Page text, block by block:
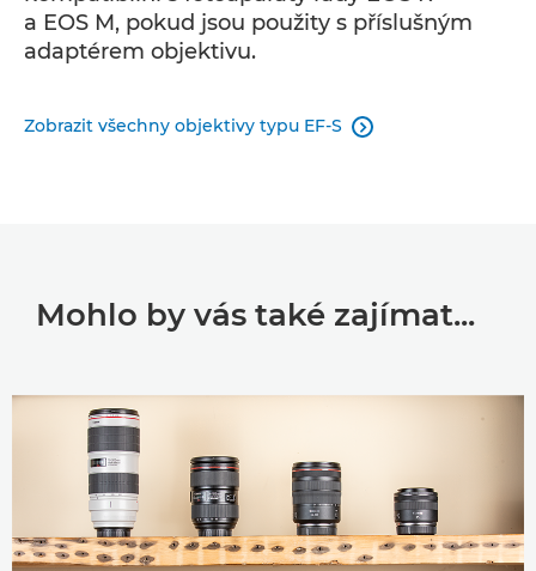
a EOS M, pokud jsou použity s příslušným
adaptérem objektivu.
Zobrazit všechny objektivy typu EF-S 
Mohlo by vás také zajímat...